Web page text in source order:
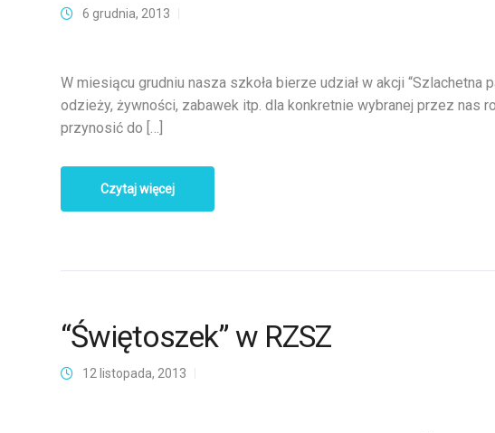
6 grudnia, 2013
W miesiącu grudniu nasza szkoła bierze udział w akcji “Szlachetna
odzieży, żywności, zabawek itp. dla konkretnie wybranej przez nas
przynosić do […]
Czytaj więcej
“Świętoszek” w RZSZ
12 listopada, 2013